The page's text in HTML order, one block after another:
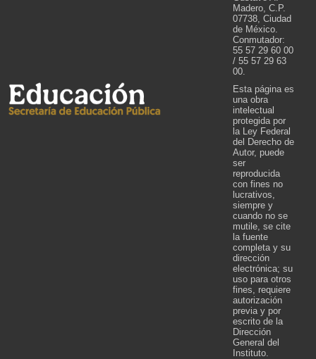
Madero, C.P.
07738, Ciudad
de México.
Conmutador:
55 57 29 60 00
/ 55 57 29 63
00.
Esta página es
una obra
intelectual
protegida por
la Ley Federal
del Derecho de
Autor, puede
ser
reproducida
con fines no
lucrativos,
siempre y
cuando no se
mutile, se cite
la fuente
completa y su
dirección
electrónica; su
uso para otros
fines, requiere
autorización
previa y por
escrito de la
Dirección
General del
Instituto.